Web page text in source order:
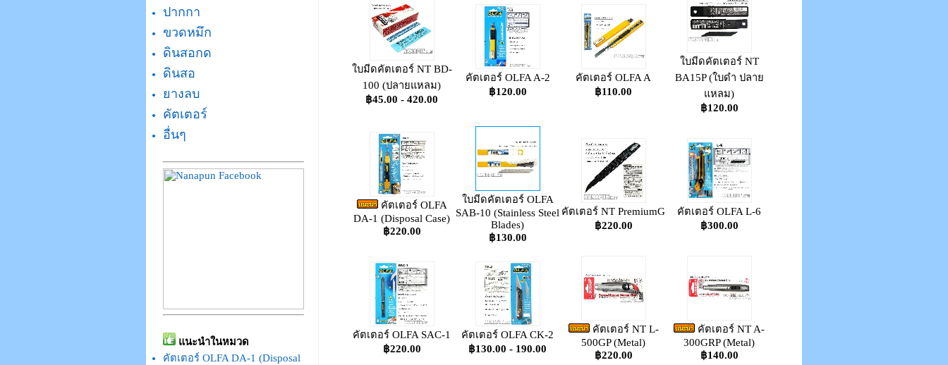
ปากกา
ขวดหมึก
ดินสอกด
ดินสอ
ยางลบ
คัตเตอร์
อื่นๆ
แนะนำในหมวด
คัตเตอร์ OLFA DA-1 (Disposal
ใบมีดคัตเตอร์ NT BD-
100 (ปลายแหลม)
฿45.00 - 420.00
คัตเตอร์ OLFA A-2
฿120.00
คัตเตอร์ OLFA A
฿110.00
ใบมีดคัตเตอร์ NT
BA15P (ใบดำ ปลาย
แหลม)
฿120.00
คัตเตอร์ OLFA
DA-1 (Disposal Case)
฿220.00
ใบมีดคัตเตอร์ OLFA
SAB-10 (Stainless Steel
Blades)
฿130.00
คัตเตอร์ NT PremiumG
฿220.00
คัตเตอร์ OLFA L-6
฿300.00
คัตเตอร์ OLFA SAC-1
฿220.00
คัตเตอร์ OLFA CK-2
฿130.00 - 190.00
คัตเตอร์ NT L-
500GP (Metal)
฿220.00
คัตเตอร์ NT A-
300GRP (Metal)
฿140.00